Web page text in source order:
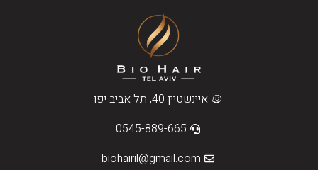
איינשטיין 40, תל אביב יפו
0545-889-665
biohairil@gmail.com